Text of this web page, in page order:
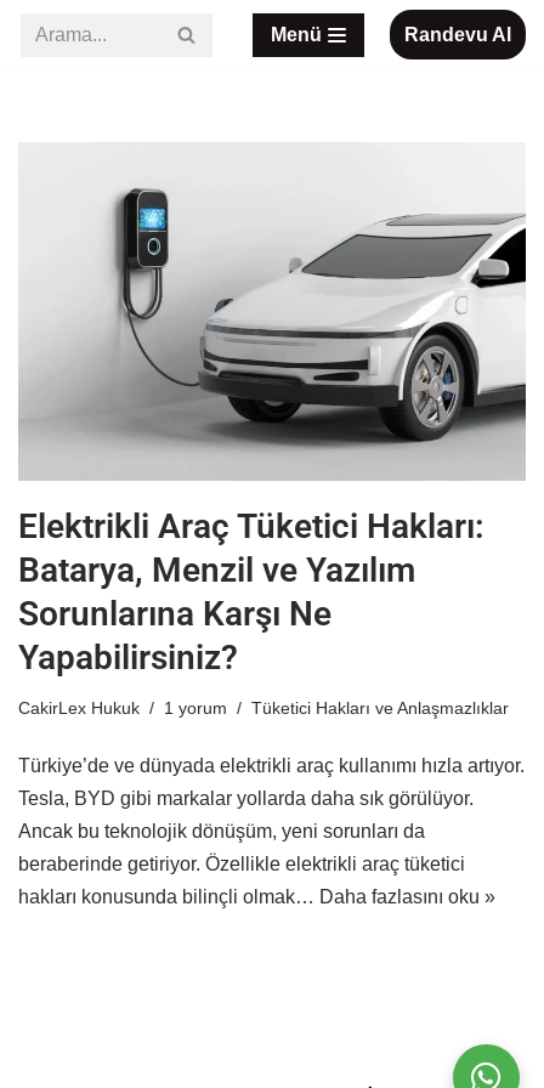
Menü Randevu Al
Elektrikli Araç Tüketici Hakları:
Batarya, Menzil ve Yazılım
Sorunlarına Karşı Ne
Yapabilirsiniz?
CakirLex Hukuk 1 yorum Tüketici Hakları ve Anlaşmazlıklar
Türkiye’de ve dünyada elektrikli araç kullanımı hızla artıyor.
Tesla, BYD gibi markalar yollarda daha sık görülüyor.
Ancak bu teknolojik dönüşüm, yeni sorunları da
beraberinde getiriyor. Özellikle elektrikli araç tüketici
hakları konusunda bilinçli olmak… Daha fazlasını oku »